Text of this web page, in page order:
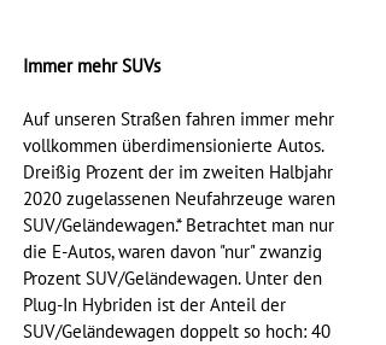
Immer mehr SUVs
Auf unseren Straßen fahren immer mehr
vollkommen überdimensionierte Autos.
Dreißig Prozent der im zweiten Halbjahr
2020 zugelassenen Neufahrzeuge waren
SUV/Geländewagen.* Betrachtet man nur
die E-Autos, waren davon "nur" zwanzig
Prozent SUV/Geländewagen. Unter den
Plug-In Hybriden ist der Anteil der
SUV/Geländewagen doppelt so hoch: 40